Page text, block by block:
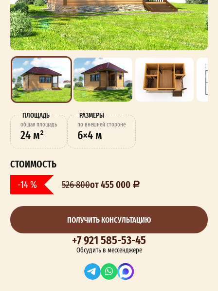
ПЛОЩАДЬ
oбщая площадь
24 м²
РАЗМЕРЫ
по внешней стороне
6×4 м
СТОИМОСТЬ
-14 % 526 800от 455 000
ПОЛУЧИТЬ КОНСУЛЬТАЦИЮ
+7 921 585-53-45
Обсудить в мессенджере